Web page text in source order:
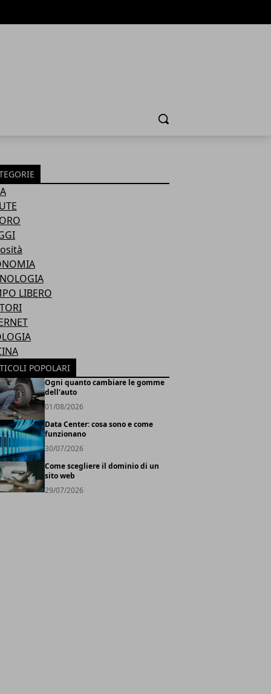
Cerca
LIBERO
POPOLARI
Ogni quanto cambiare le gomme
dell'auto
01/08/2026
Data Center: cosa sono e come
funzionano
30/07/2026
Come scegliere il dominio di un
sito web
29/07/2026